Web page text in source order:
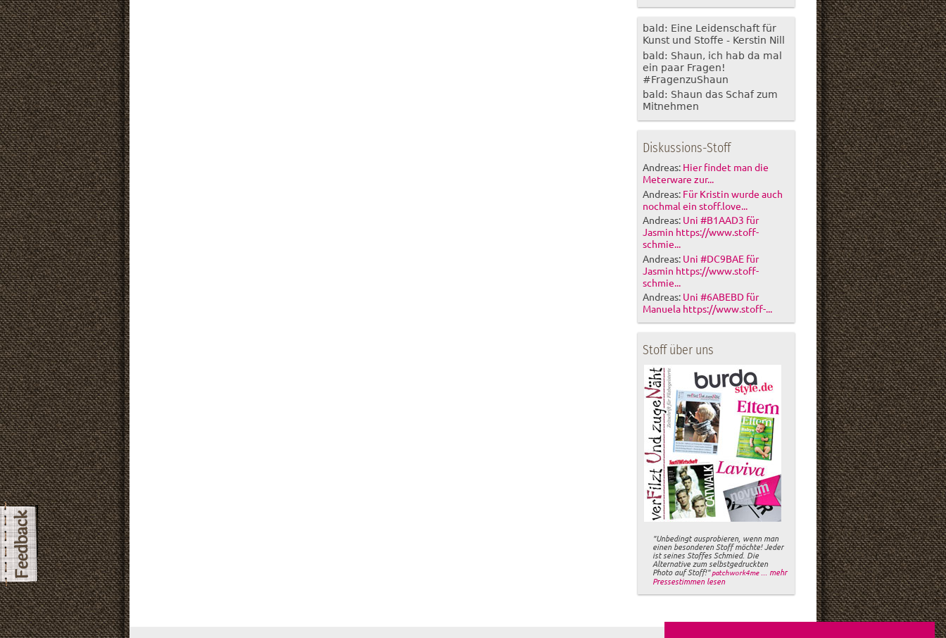
bald: Eine Leidenschaft für
Kunst und Stoffe - Kerstin Nill
bald: Shaun, ich hab da mal
ein paar Fragen!
#FragenzuShaun
bald: Shaun das Schaf zum
Mitnehmen
Diskussions-Stoff
Andreas: Hier findet man die
Meterware zur...
Andreas: Für Kristin wurde auch
nochmal ein stoff.love...
Andreas: Uni #B1AAD3 für
Jasmin https://www.stoff-
schmie...
Andreas: Uni #DC9BAE für
Jasmin https://www.stoff-
schmie...
Andreas: Uni #6ABEBD für
Manuela https://www.stoff-...
Stoff über uns
"Unbedingt ausprobieren, wenn man
einen besonderen Stoff möchte! Jeder
ist seines Stoffes Schmied. Die
Alternative zum selbstgedruckten
Photo auf Stoff!"patchwork4me ... mehr
Pressestimmen lesen